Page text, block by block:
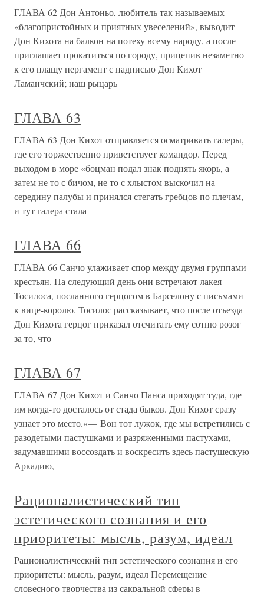
ГЛАВА 62 Дон Антоньо, любитель так называемых
«благопристойных и приятных увеселений», выводит
Дон Кихота на балкон на потеху всему народу, а после
приглашает прокатиться по городу, прицепив незаметно
к его плащу пергамент с надписью Дон Кихот
Ламанчский; наш рыцарь
ГЛАВА 63
ГЛАВА 63 Дон Кихот отправляется осматривать галеры,
где его торжественно приветствует командор. Перед
выходом в море «боцман подал знак поднять якорь, а
затем не то с бичом, не то с хлыстом выскочил на
середину палубы и принялся стегать гребцов по плечам,
и тут галера стала
ГЛАВА 66
ГЛАВА 66 Санчо улаживает спор между двумя группами
крестьян. На следующий день они встречают лакея
Тосилоса, посланного герцогом в Барселону с письмами
к вице-королю. Тосилос рассказывает, что после отъезда
Дон Кихота герцог приказал отсчитать ему сотню розог
за то, что
ГЛАВА 67
ГЛАВА 67 Дон Кихот и Санчо Панса приходят туда, где
им когда-то досталось от стада быков. Дон Кихот сразу
узнает это место.«— Вон тот лужок, где мы встретились с
разодетыми пастушками и разряженными пастухами,
задумавшими воссоздать и воскресить здесь пастушескую
Аркадию,
Рационалистический тип
эстетического сознания и его
приоритеты: мысль, разум, идеал
Рационалистический тип эстетического сознания и его
приоритеты: мысль, разум, идеал Перемещение
словесного творчества из сакральной сферы в